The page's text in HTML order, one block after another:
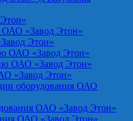
«Завод Этон»
Этон»
ОАО «Завод Этон»
ОАО «Завод Этон»
«Завод Этон»
оборудования ОАО
ОАО «Завод Этон»
ОАО «Завод Этон»